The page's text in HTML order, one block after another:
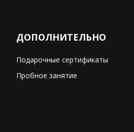
ДОПОЛНИТЕЛЬНО
Подарочные сертификаты
Пробное занятие